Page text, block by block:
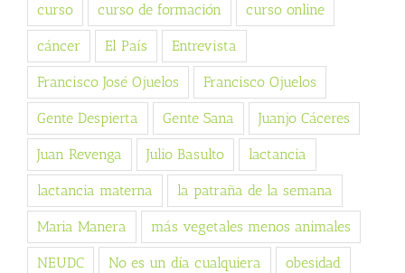
curso curso de formación curso online
cáncer El País Entrevista
Francisco José Ojuelos Francisco Ojuelos
Gente Despierta Gente Sana Juanjo Cáceres
Juan Revenga Julio Basulto lactancia
lactancia materna la patraña de la semana
Maria Manera más vegetales menos animales
NEUDC No es un día cualquiera obesidad